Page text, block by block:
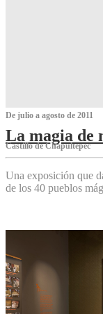
De julio a agosto de 2011
La magia de
Castillo de Chapultepec
Una exposición que
de los 40 pueblos